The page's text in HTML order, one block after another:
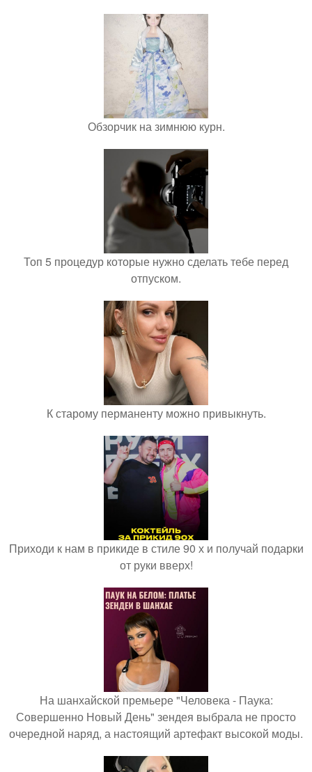
Обзорчик на зимнюю курн.
Топ 5 процедур которые нужно сделать тебе перед
отпуском.
К старому перманенту можно привыкнуть.
Приходи к нам в прикиде в стиле 90 х и получай подарки
от руки вверх!
На шанхайской премьере "Человека - Паука:
Совершенно Новый День" зендея выбрала не просто
очередной наряд, а настоящий артефакт высокой моды.